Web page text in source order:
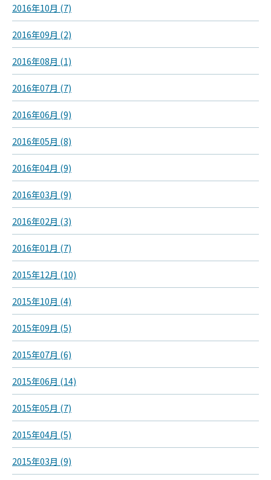
2016年10月 (7)
2016年09月 (2)
2016年08月 (1)
2016年07月 (7)
2016年06月 (9)
2016年05月 (8)
2016年04月 (9)
2016年03月 (9)
2016年02月 (3)
2016年01月 (7)
2015年12月 (10)
2015年10月 (4)
2015年09月 (5)
2015年07月 (6)
2015年06月 (14)
2015年05月 (7)
2015年04月 (5)
2015年03月 (9)